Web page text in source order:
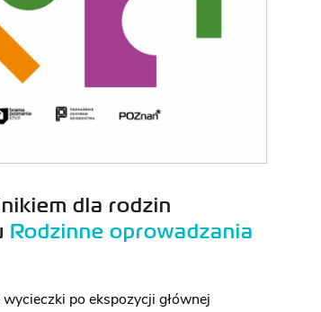
dla rodzin
Rodzinne oprowadzania
po ekspozycji głównej